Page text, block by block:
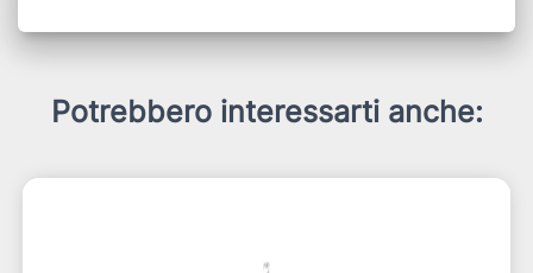
Potrebbero interessarti anche: